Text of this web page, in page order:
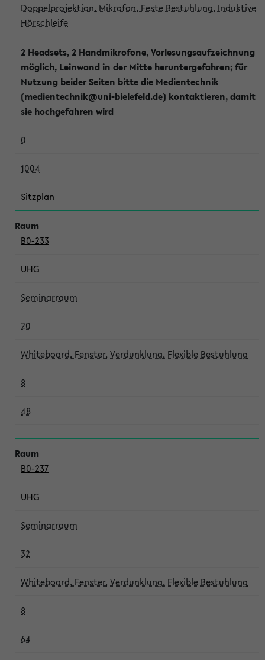
Doppelprojektion, Mikrofon, Feste Bestuhlung, Induktive
Hörschleife
2 Headsets, 2 Handmikrofone, Vorlesungsaufzeichnung
möglich, Leinwand in der Mitte heruntergefahren; für
Nutzung beider Seiten bitte die Medientechnik
(medientechnik@uni-bielefeld.de) kontaktieren, damit
sie hochgefahren wird
0
1004
Sitzplan
B0-233
UHG
Seminarraum
20
Whiteboard, Fenster, Verdunklung, Flexible Bestuhlung
8
48
B0-237
UHG
Seminarraum
32
Whiteboard, Fenster, Verdunklung, Flexible Bestuhlung
8
64